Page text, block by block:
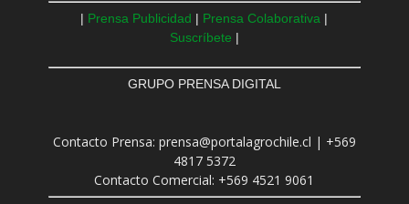
| Prensa Publicidad | Prensa Colaborativa |
Suscríbete |
GRUPO PRENSA DIGITAL
Contacto Prensa: prensa@portalagrochile.cl | +569
4817 5372
Contacto Comercial: +569 4521 9061